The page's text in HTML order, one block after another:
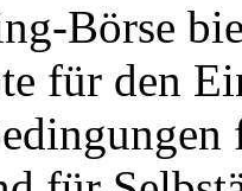
Börse
für den